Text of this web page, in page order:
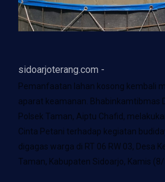
sidoarjoterang.com -
Pemanfaatan lahan kosong kembali
aparat keamanan. Bhabinkamtibmas
Polsek Taman, Aiptu Chafid,
Cinta Petani terhadap kegiatan
digagas warga di RT 06 RW 03, Desa
Taman, Kabupaten Sidoarjo, Kamis